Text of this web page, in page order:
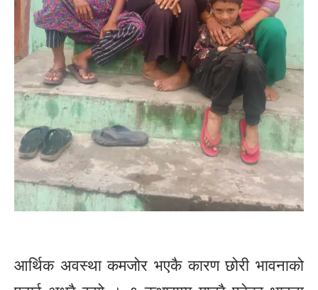
आर्थिक अवस्था कमजोर भएकै कारण छोरी भावनाको